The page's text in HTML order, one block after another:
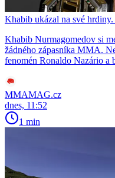
Khabib ukázal na své
Khabib Nurmagomedov si
žádného zápasníka MMA.
fenomén Ronaldo Nazário a
MMAMAG.cz
dnes, 11:52
1 min